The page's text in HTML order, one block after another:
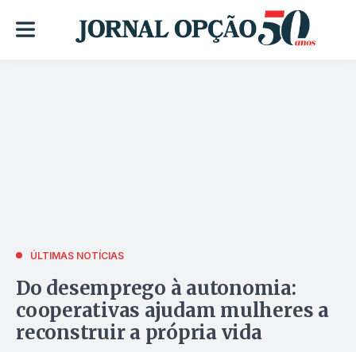
ÚLTIMAS NOTÍCIAS
Do desemprego à autonomia:
cooperativas ajudam mulheres a
reconstruir a própria vida